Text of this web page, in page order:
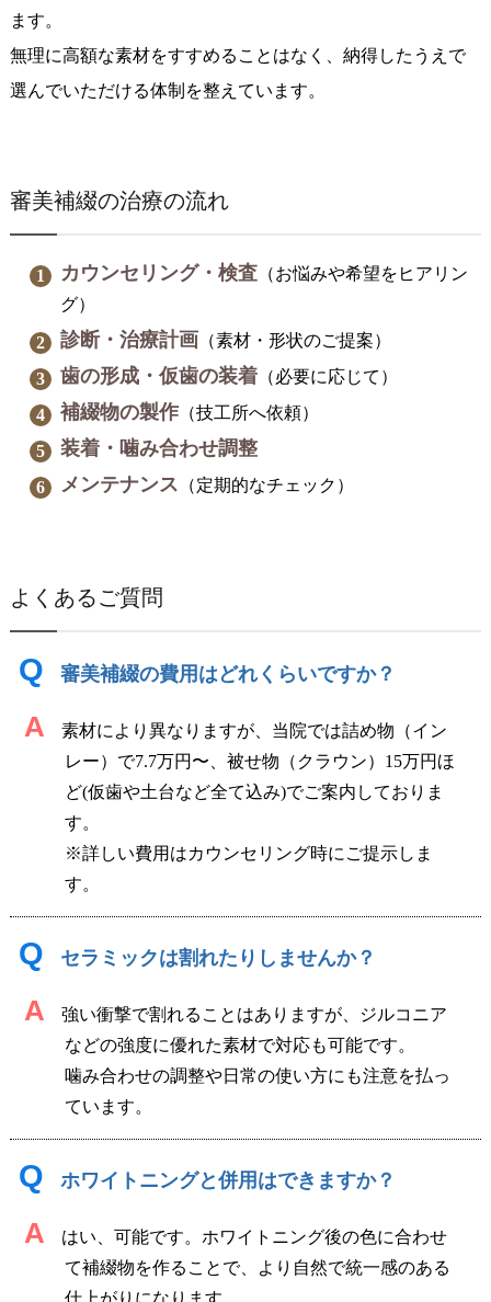
ます。
無理に高額な素材をすすめることはなく、納得したうえで
選んでいただける体制を整えています。
審美補綴の治療の流れ
カウンセリング・検査 （お悩みや希望をヒアリン
グ）
診断・治療計画 （素材・形状のご提案）
歯の形成・仮歯の装着 （必要に応じて）
補綴物の製作 （技工所へ依頼）
装着・噛み合わせ調整
メンテナンス （定期的なチェック）
よくあるご質問
Q 審美補綴の費用はどれくらいですか？
A
素材により異なりますが、当院では詰め物（イン
レー）で7.7万円〜、被せ物（クラウン）15万円ほ
ど(仮歯や土台など全て込み)でご案内しておりま
す。
※詳しい費用はカウンセリング時にご提示しま
す。
Q セラミックは割れたりしませんか？
A
強い衝撃で割れることはありますが、ジルコニア
などの強度に優れた素材で対応も可能です。
噛み合わせの調整や日常の使い方にも注意を払っ
ています。
Q ホワイトニングと併用はできますか？
A
はい、可能です。ホワイトニング後の色に合わせ
て補綴物を作ることで、より自然で統一感のある
仕上がりになります。